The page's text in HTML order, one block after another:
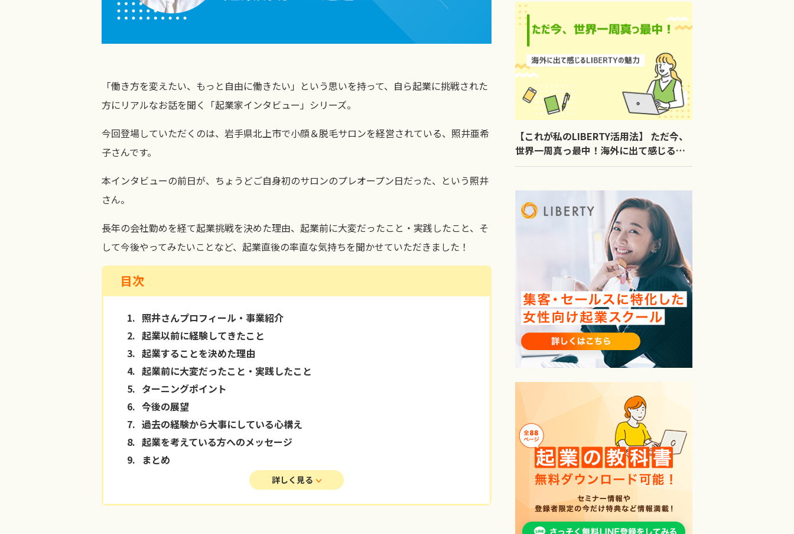
「働き方を変えたい、もっと自由に働きたい」という思いを持って、自ら起業に挑戦された
方にリアルなお話を聞く「起業家インタビュー」シリーズ。
今回登場していただくのは、岩手県北上市で小顔＆脱毛サロンを経営されている、照井亜希
子さんです。
本インタビューの前日が、ちょうどご自身初のサロンのプレオープン日だった、という照井
さん。
長年の会社勤めを経て起業挑戦を決めた理由、起業前に大変だったこと・実践したこと、そ
して今後やってみたいことなど、起業直後の率直な気持ちを聞かせていただきました！
目次
1. 照井さんプロフィール・事業紹介
2. 起業以前に経験してきたこと
3. 起業することを決めた理由
4. 起業前に大変だったこと・実践したこと
5. ターニングポイント
6. 今後の展望
7. 過去の経験から大事にしている心構え
8. 起業を考えている方へのメッセージ
9.
まとめ
詳しく見る
【これが私のLIBERTY活用法】 ただ今、
世界一周真っ最中！海外に出て感じる
LIBERTYの魅力